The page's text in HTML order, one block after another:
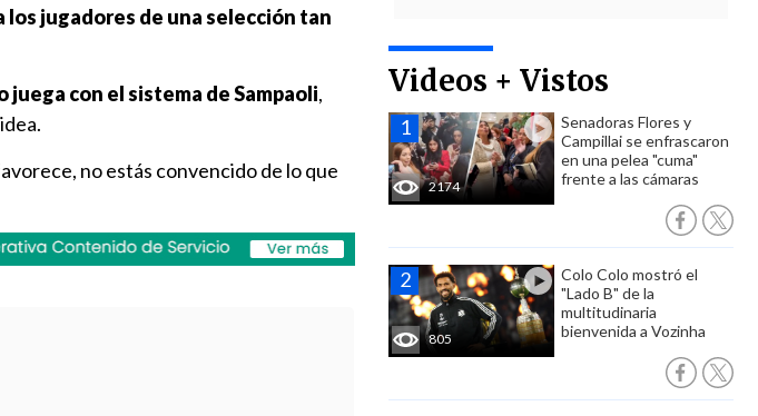
Videos + Vistos
2174
Senadoras Flores y
Campillai se enfrascaron
en una pelea "cuma"
frente a las cámaras
805
Colo Colo mostró el
"Lado B" de la
multitudinaria
bienvenida a Vozinha
los jugadores de una selección tan
juega con el sistema de Sampaoli,
no estás convencido de lo que